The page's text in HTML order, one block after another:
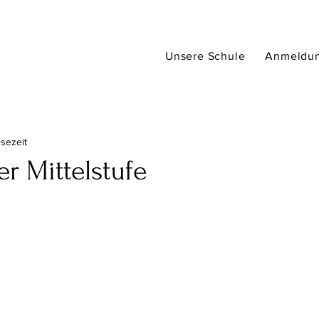
Unsere Schule
Mittelstufe